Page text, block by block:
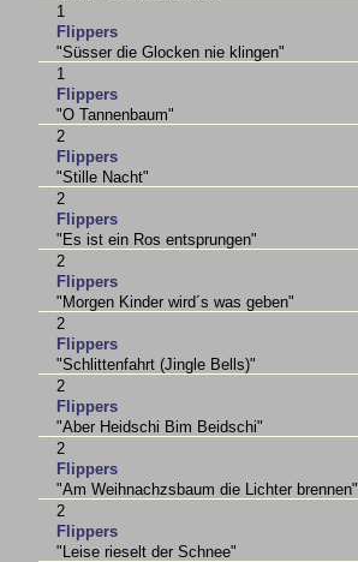
1
Flippers
"Süsser die Glocken nie klingen"
1
Flippers
"O Tannenbaum"
2
Flippers
"Stille Nacht"
2
Flippers
"Es ist ein Ros entsprungen"
2
Flippers
"Morgen Kinder wird´s was geben"
2
Flippers
"Schlittenfahrt (Jingle Bells)"
2
Flippers
"Aber Heidschi Bim Beidschi"
2
Flippers
"Am Weihnachzsbaum die Lichter brennen"
2
Flippers
"Leise rieselt der Schnee"